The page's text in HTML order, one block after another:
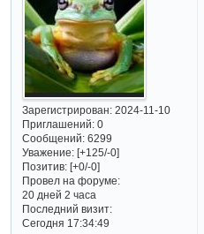
Зарегистрирован: 2024-11-10
Приглашений:0
Сообщений:6299
Уважение: [+125/-0]
Позитив: [+0/-0]
Провел на форуме:
20 дней 2 часа
Последний визит:
Сегодня 17:34:49